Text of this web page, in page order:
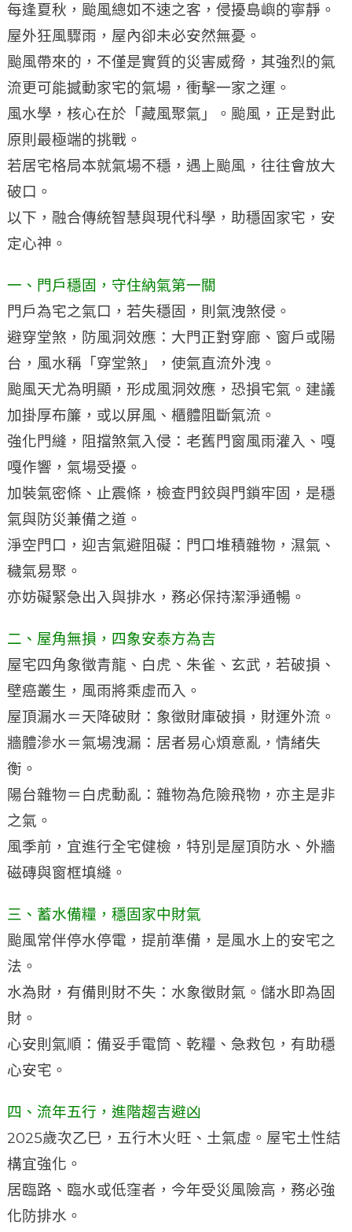
每逢夏秋，颱風總如不速之客，侵擾島嶼的寧靜。
屋外狂風驟雨，屋內卻未必安然無憂。
颱風帶來的，不僅是實質的災害威脅，其強烈的氣
流更可能撼動家宅的氣場，衝擊一家之運。
風水學，核心在於「藏風聚氣」。颱風，正是對此
原則最極端的挑戰。
若居宅格局本就氣場不穩，遇上颱風，往往會放大
破口。
以下，融合傳統智慧與現代科學，助穩固家宅，安
定心神。
一、門戶穩固，守住納氣第一關
門戶為宅之氣口，若失穩固，則氣洩煞侵。
避穿堂煞，防風洞效應：大門正對穿廊、窗戶或陽
台，風水稱「穿堂煞」，使氣直流外洩。
颱風天尤為明顯，形成風洞效應，恐損宅氣。建議
加掛厚布簾，或以屏風、櫃體阻斷氣流。
強化門縫，阻擋煞氣入侵：老舊門窗風雨灌入、嘎
嘎作響，氣場受擾。
加裝氣密條、止震條，檢查門鉸與門鎖牢固，是穩
氣與防災兼備之道。
淨空門口，迎吉氣避阻礙：門口堆積雜物，濕氣、
穢氣易聚。
亦妨礙緊急出入與排水，務必保持潔淨通暢。
二、屋角無損，四象安泰方為吉
屋宅四角象徵青龍、白虎、朱雀、玄武，若破損、
壁癌叢生，風雨將乘虛而入。
屋頂漏水＝天降破財：象徵財庫破損，財運外流。
牆體滲水＝氣場洩漏：居者易心煩意亂，情緒失
衡。
陽台雜物＝白虎動亂：雜物為危險飛物，亦主是非
之氣。
風季前，宜進行全宅健檢，特別是屋頂防水、外牆
磁磚與窗框填縫。
三、蓄水備糧，穩固家中財氣
颱風常伴停水停電，提前準備，是風水上的安宅之
法。
水為財，有備則財不失：水象徵財氣。儲水即為固
財。
心安則氣順：備妥手電筒、乾糧、急救包，有助穩
心安宅。
四、流年五行，進階趨吉避凶
2025歲次乙巳，五行木火旺、土氣虛。屋宅土性結
構宜強化。
居臨路、臨水或低窪者，今年受災風險高，務必強
化防排水。